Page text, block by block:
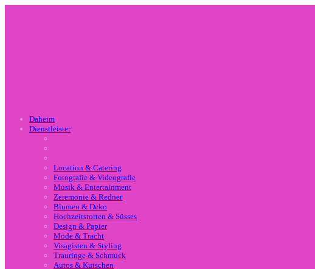
Daheim
Dienstleister
Location & Catering
Fotografie & Videografie
Musik & Entertainment
Zeremonie & Redner
Blumen & Deko
Hochzeitstorten & Süsses
Design & Papier
Mode & Tracht
Visagisten & Styling
Trauringe & Schmuck
Autos & Kutschen